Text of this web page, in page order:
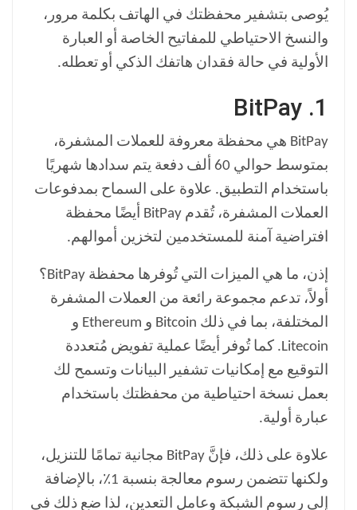
يُوصى بتشفير محفظتك في الهاتف بكلمة مرور،
والنسخ الاحتياطي للمفاتيح الخاصة أو العبارة
الأولية في حالة فقدان هاتفك الذكي أو تعطله.
1. BitPay
BitPay هي محفظة معروفة للعملات المشفرة،
بمتوسط ​​حوالي 60 ألف دفعة يتم سدادها شهريًا
باستخدام التطبيق. علاوة على السماح بمدفوعات
العملات المشفرة، تُقدم BitPay أيضًا محفظة
افتراضية آمنة للمستخدمين لتخزين أموالهم.
إذن، ما هي الميزات التي تُوفرها محفظة BitPay؟
أولاً، تدعم مجموعة رائعة من العملات المشفرة
المختلفة، بما في ذلك Bitcoin و Ethereum و
Litecoin. كما تُوفر أيضًا عملية تفويض مُتعددة
التوقيع مع إمكانيات تشفير البيانات وتسمح لك
بعمل نسخة احتياطية من محفظتك باستخدام
عبارة أولية.
علاوة على ذلك، فإنَّ BitPay مجانية تمامًا للتنزيل،
ولكنها تتضمن رسوم معالجة بنسبة 1٪، بالإضافة
إلى رسوم الشبكة وعامل التعدين، لذا ضع ذلك في